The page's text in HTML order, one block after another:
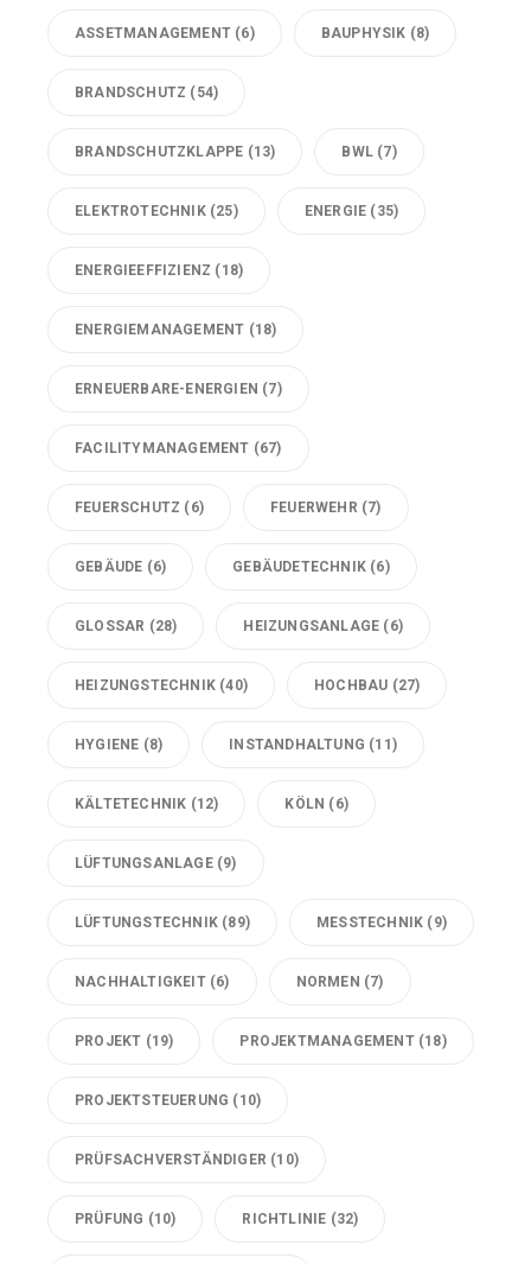
ASSETMANAGEMENT (6) BAUPHYSIK (8)
BRANDSCHUTZ (54)
BRANDSCHUTZKLAPPE (13) BWL (7)
ELEKTROTECHNIK(25) ENERGIE (35)
ENERGIEEFFIZIENZ (18)
ENERGIEMANAGEMENT (18)
ERNEUERBARE-ENERGIEN (7)
FACILITYMANAGEMENT (67)
FEUERSCHUTZ (6) FEUERWEHR (7)
GEBÄUDE (6) GEBÄUDETECHNIK (6)
GLOSSAR (28) HEIZUNGSANLAGE (6)
HEIZUNGSTECHNIK (40) HOCHBAU (27)
HYGIENE (8) INSTANDHALTUNG (11)
KÄLTETECHNIK (12) KÖLN (6)
LÜFTUNGSANLAGE(9)
LÜFTUNGSTECHNIK (89) MESSTECHNIK (9)
NACHHALTIGKEIT(6) NORMEN (7)
PROJEKT (19) PROJEKTMANAGEMENT(18)
PROJEKTSTEUERUNG (10)
PRÜFSACHVERSTÄNDIGER (10)
PRÜFUNG (10) RICHTLINIE (32)